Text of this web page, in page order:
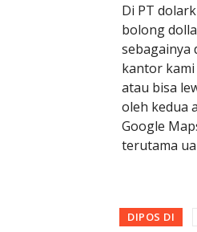
Di PT
bolong
sebagainya
kantor kami
atau bisa
oleh kedua
Google
terutama
DIPOS DI